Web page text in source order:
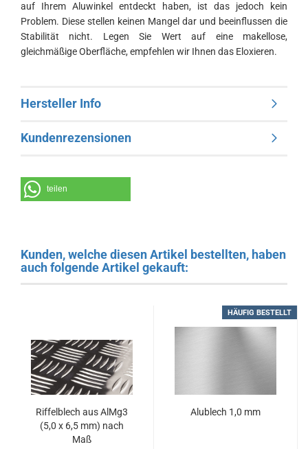
auf Ihrem Aluwinkel entdeckt haben, ist das jedoch kein
Problem. Diese stellen keinen Mangel dar und beeinflussen die
Stabilität nicht. Legen Sie Wert auf eine makellose,
gleichmäßige Oberfläche, empfehlen wir Ihnen das Eloxieren.
Hersteller Info
Kundenrezensionen
teilen
Kunden, welche diesen Artikel bestellten, haben
auch folgende Artikel gekauft:
Riffelblech aus AlMg3
(5,0 x 6,5 mm) nach
Maß
HÄUFIG BESTELLT
Alublech 1,0 mm